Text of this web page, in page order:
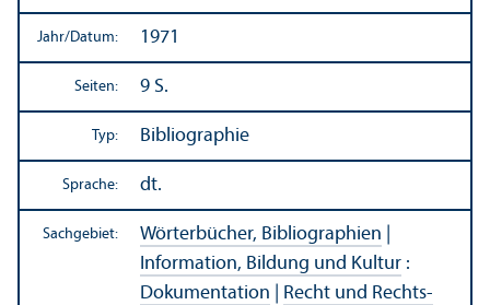
Jahr/Datum: 1971
Seiten: 9 S.
Typ: Bibliographie
Sprache: dt.
Sachgebiet: Wörterbücher, Bibliographien
Information, Bildung und Kultur :
Dokumentation
Recht und Rechts­